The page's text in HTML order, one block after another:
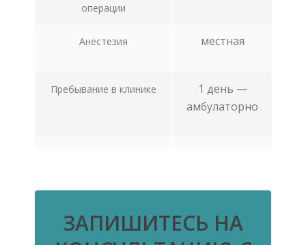
операции
Анестезия местная
Пребывание в клинике
1 день —
амбулаторно
ЗАПИШИТЕСЬ НА